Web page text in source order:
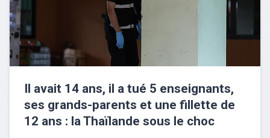
Il avait 14 ans, il a tué 5 enseignants,
ses grands-parents et une fillette de
12 ans : la Thaïlande sous le choc